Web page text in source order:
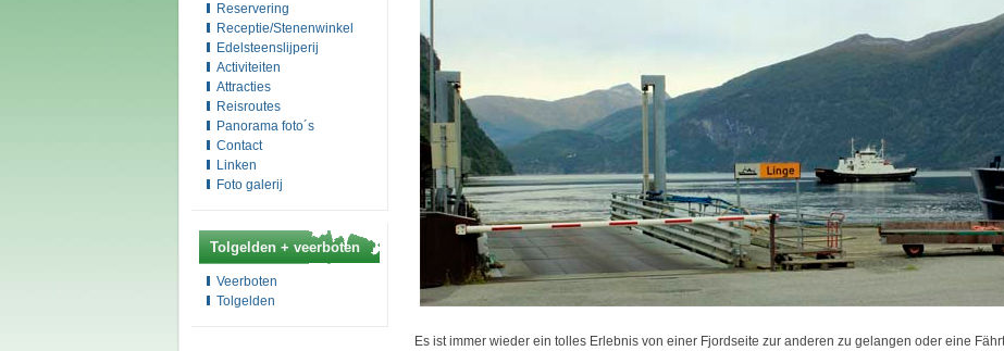
Reservering
Receptie/Stenenwinkel
Edelsteenslijperij
Activiteiten
Attracties
Reisroutes
Panorama foto´s
Contact
Linken
Foto galerij
Tolgelden + veerboten
Veerboten
Tolgelden
Es ist immer wieder ein tolles Erlebnis von einer Fjordseite zur anderen zu gelangen oder eine